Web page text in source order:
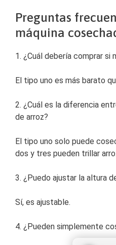
Preguntas
máquina
1. ¿Cuál debería comprar si
El tipo uno es más barato
2. ¿Cuál es la diferencia
de arroz?
El tipo uno solo puede
dos y tres pueden trillar
3. ¿Puedo ajustar la altura
Sí, es ajustable.
4. ¿Pueden simplemente